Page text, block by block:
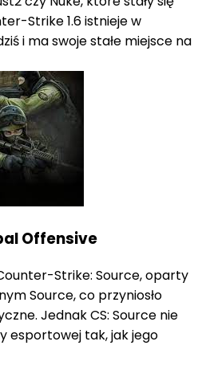
Strike 1.6 istnieje w
i ma swoje stałe miejsce na
Offensive
Strike: Source, oparty
Source, co przyniosło
Jednak CS: Source nie
esportowej tak, jak jego